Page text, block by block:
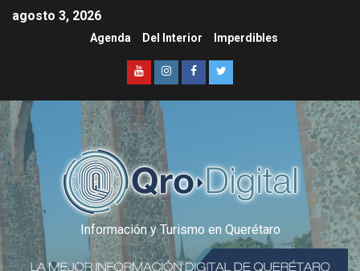
agosto 3, 2026
Agenda Del Interior Imperdibles
Información y Turismo en Querétaro